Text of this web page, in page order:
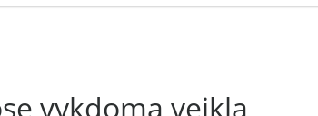
vykdoma veikla